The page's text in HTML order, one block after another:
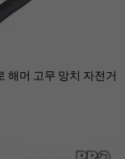
해머 고무 망치 자전거